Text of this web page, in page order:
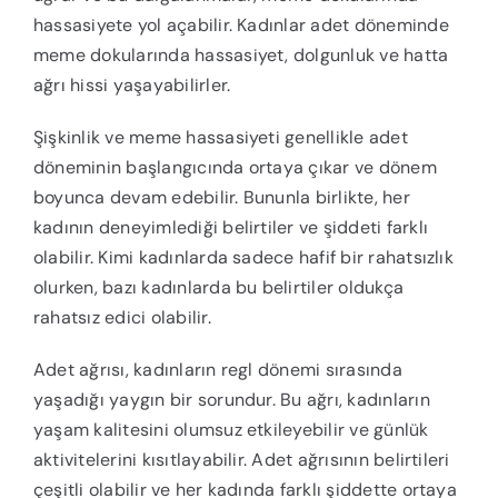
hassasiyete yol açabilir. Kadınlar adet döneminde
meme dokularında hassasiyet, dolgunluk ve hatta
ağrı hissi yaşayabilirler.
Şişkinlik ve meme hassasiyeti genellikle adet
döneminin başlangıcında ortaya çıkar ve dönem
boyunca devam edebilir. Bununla birlikte, her
kadının deneyimlediği belirtiler ve şiddeti farklı
olabilir. Kimi kadınlarda sadece hafif bir rahatsızlık
olurken, bazı kadınlarda bu belirtiler oldukça
rahatsız edici olabilir.
Adet ağrısı, kadınların regl dönemi sırasında
yaşadığı yaygın bir sorundur. Bu ağrı, kadınların
yaşam kalitesini olumsuz etkileyebilir ve günlük
aktivitelerini kısıtlayabilir. Adet ağrısının belirtileri
çeşitli olabilir ve her kadında farklı şiddette ortaya